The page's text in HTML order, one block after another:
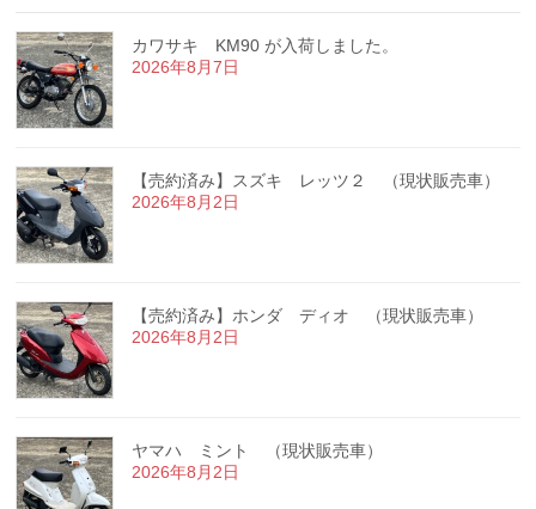
カワサキ KM90 が入荷しました。
2026年8月7日
【売約済み】スズキ レッツ２ （現状販売車）
2026年8月2日
【売約済み】ホンダ ディオ （現状販売車）
2026年8月2日
ヤマハ ミント （現状販売車）
2026年8月2日